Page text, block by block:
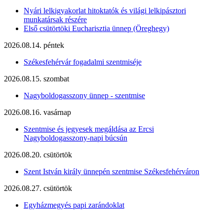
Nyári lelkigyakorlat hitoktatók és világi lelkipásztori
munkatársak részére
Első csütörtöki Eucharisztia ünnep (Öreghegy)
2026.08.14. péntek
Székesfehérvár fogadalmi szentmiséje
2026.08.15. szombat
Nagyboldogasszony ünnep - szentmise
2026.08.16. vasárnap
Szentmise és jegyesek megáldása az Ercsi
Nagyboldogasszony-napi búcsún
2026.08.20. csütörtök
Szent István király ünnepén szentmise Székesfehérváron
2026.08.27. csütörtök
Egyházmegyés papi zarándoklat